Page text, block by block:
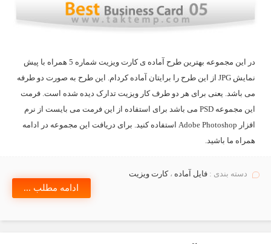
در این مجموعه بهترین طرح آماده ی کارت ویزیت شماره 5 همراه با پیش
نمایش JPG از این طرح را برایتان آماده کردام. این طرح به صورت دو طرفه
می باشد. یعنی برای هر دو طرف کار ویزیت تدارک دیده شده است. فرمت
این مجموعه PSD می باشد برای استفاده از این فرمت می بایست از نرم
افزار Adobe Photoshop استفاده کنید. برای دریافت این مجموعه در ادامه
همراه ما باشید.
دسته بندی :فایل آماده ،کارت ویزیت
ادامه مطلب ...